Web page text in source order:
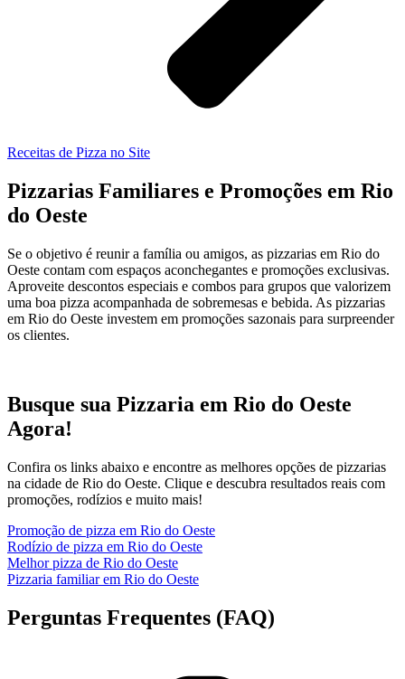
Receitas de Pizza no Site
Pizzarias Familiares e Promoções em Rio
do Oeste
Se o objetivo é reunir a família ou amigos, as pizzarias em Rio do
Oeste contam com espaços aconchegantes e promoções exclusivas.
Aproveite descontos especiais e combos para grupos que valorizem
uma boa pizza acompanhada de sobremesas e bebida. As pizzarias
em Rio do Oeste investem em promoções sazonais para surpreender
os clientes.
Busque sua Pizzaria em Rio do Oeste
Agora!
Confira os links abaixo e encontre as melhores opções de pizzarias
na cidade de Rio do Oeste. Clique e descubra resultados reais com
promoções, rodízios e muito mais!
Promoção de pizza em Rio do Oeste
Rodízio de pizza em Rio do Oeste
Melhor pizza de Rio do Oeste
Pizzaria familiar em Rio do Oeste
Perguntas Frequentes (FAQ)